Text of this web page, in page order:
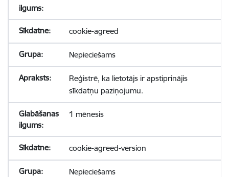
cookie-agreed
Nepieciešams
Reģistrē, ka lietotājs ir apstiprinājis
sīkdatņu paziņojumu.
1 mēnesis
cookie-agreed-version
Nepieciešams